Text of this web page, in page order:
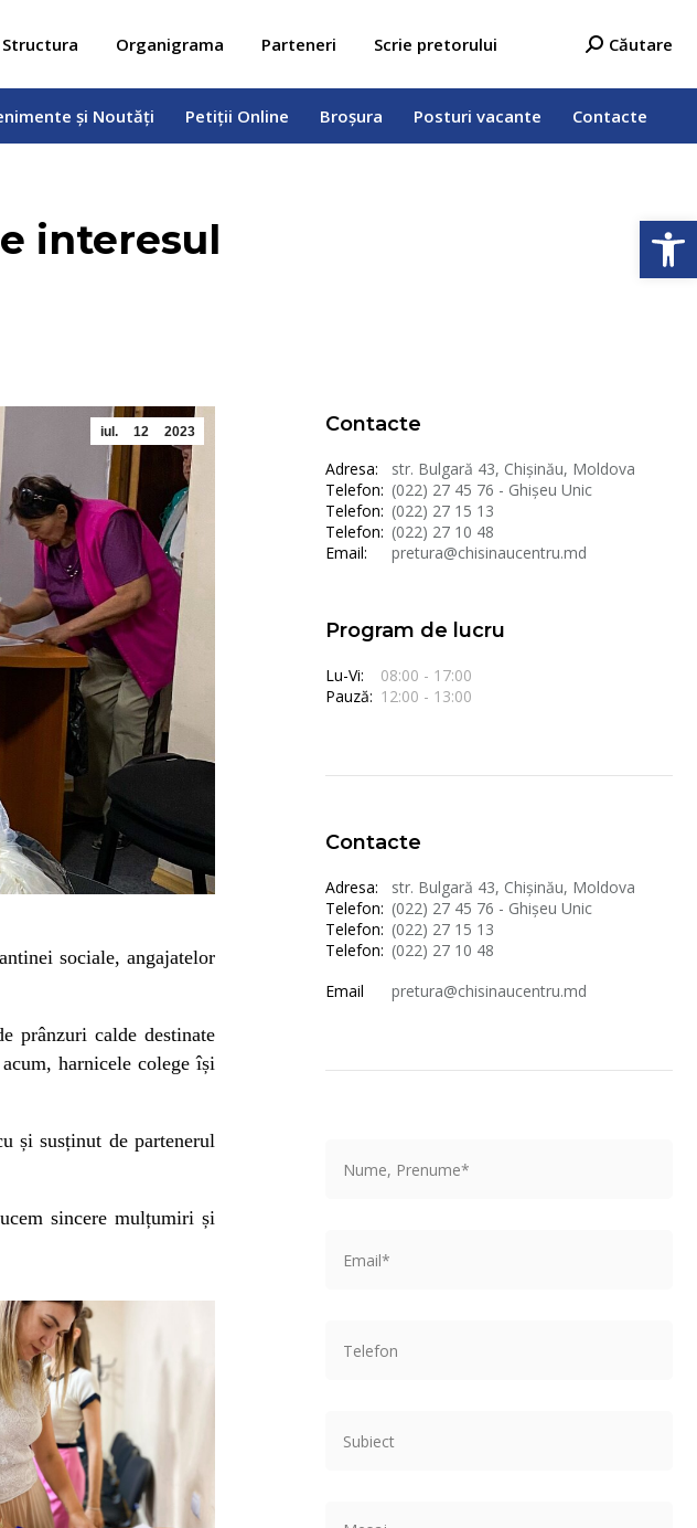
Structura Organigrama Parteneri Scrie pretorului Search:
Căutare
și Noutăți Petiții Online Broșura Posturi vacante Contacte
interesul
iul. 12 2023
sociale, angajatelor
prânzuri calde destinate
harnicele colege își
și susținut de partenerul
sincere mulțumiri și
Contacte
Adresa:
str. Bulgară 43, Chișinău, Moldova
Telefon: (022) 27 45 76 - Ghișeu Unic
Telefon: (022) 27 15 13
Telefon: (022) 27 10 48
Email:
pretura@chisinaucentru.md
Program de lucru
Lu-Vi:
08:00 - 17:00
Pauză: 12:00 - 13:00
Contacte
Adresa:
str. Bulgară 43, Chișinău, Moldova
Telefon: (022) 27 45 76 - Ghișeu Unic
Telefon: (022) 27 15 13
Telefon: (022) 27 10 48
Email
pretura@chisinaucentru.md
și Noutăți Petiții Online Broșura Posturi vacante Contacte